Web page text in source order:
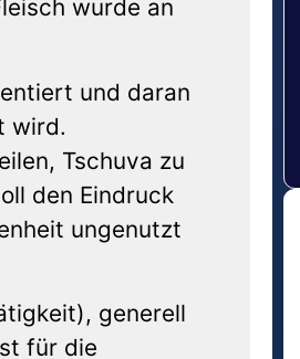
wurde an
und daran
wird.
Tschuva zu
den Eindruck
ungenutzt
generell
für die